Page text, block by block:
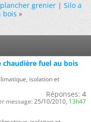
grenier|Silo a
bois »
chaudière fuel au bois
isolation et
Réponses: 4
message: 25/10/2010, 13h47